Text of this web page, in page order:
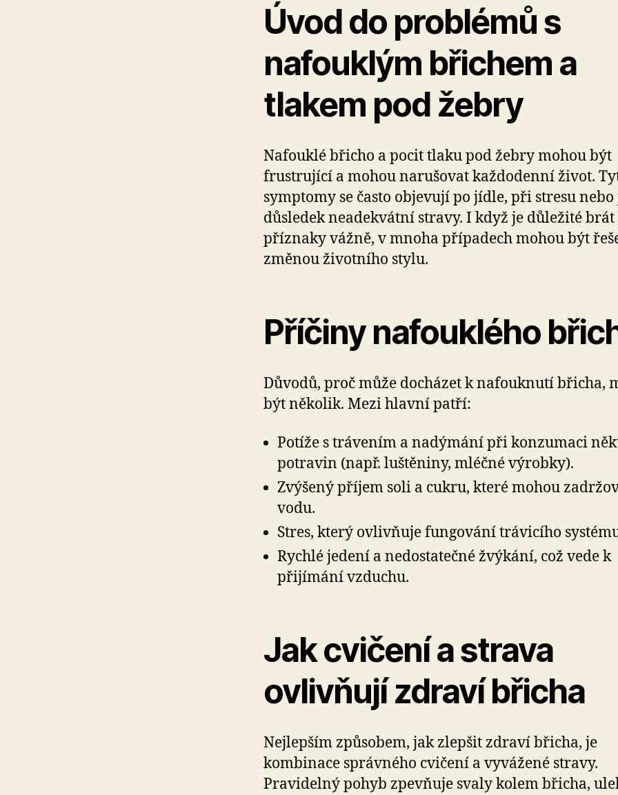
Úvod do problémů s
nafouklým břichem a
tlakem pod žebry
Nafouklé břicho a pocit tlaku pod žebry mohou být
frustrující a mohou narušovat každodenní život.
symptomy se často objevují po jídle, při stresu nebo
důsledek neadekvátní stravy. I když je důležité
příznaky vážně, v mnoha případech mohou být
změnou životního stylu.
Příčiny nafouklého
Důvodů, proč může docházet k nafouknutí břicha,
být několik. Mezi hlavní patří:
Potíže s trávením a nadýmání při konzumaci
potravin (např. luštěniny, mléčné výrobky).
Zvýšený příjem soli a cukru, které mohou
vodu.
Stres, který ovlivňuje fungování trávicího
Rychlé jedení a nedostatečné žvýkání, což vede k
přijímání vzduchu.
Jak cvičení a strava
ovlivňují zdraví břicha
Nejlepším způsobem, jak zlepšit zdraví břicha, je
kombinace správného cvičení a vyvážené stravy.
Pravidelný pohyb zpevňuje svaly kolem břicha,